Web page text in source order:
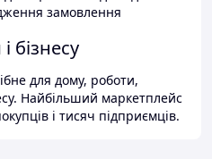
замовлення
бізнесу
для дому, роботи,
Найбільший маркетплейс
і тисяч підприємців.